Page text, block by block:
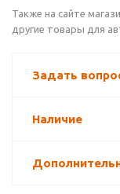
Также на сайте
другие товары для
Задать
Наличие